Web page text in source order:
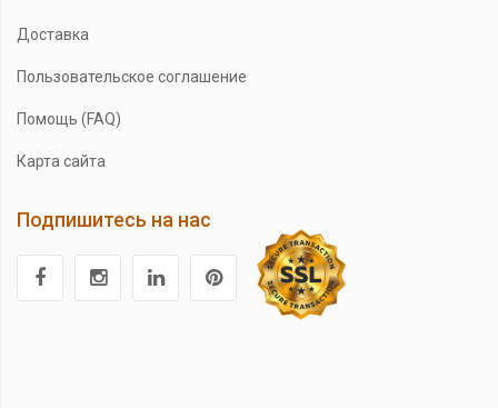
Доставка
Пользовательское соглашение
Помощь (FAQ)
Карта сайта
Подпишитесь на нас